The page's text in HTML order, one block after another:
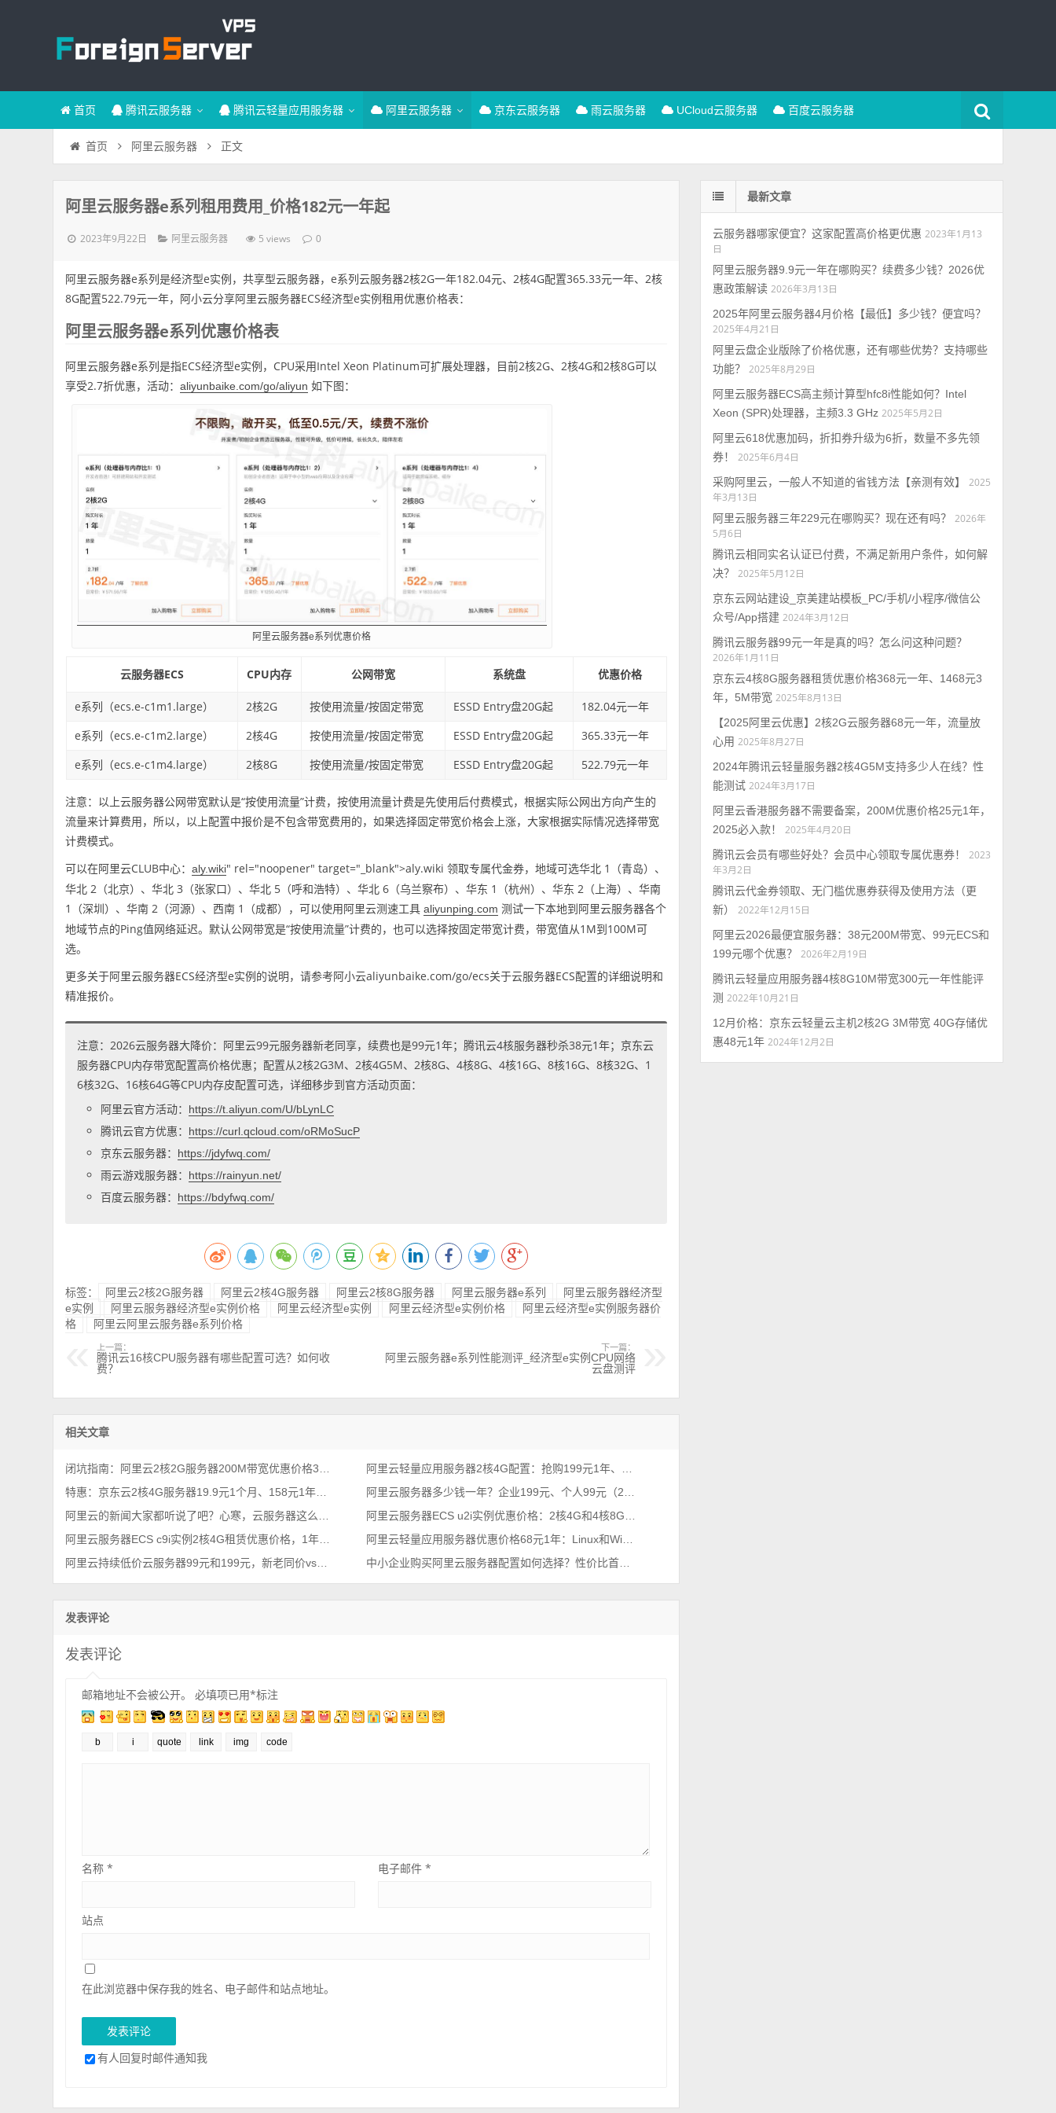
首页 腾讯云服务器 腾讯云轻量应用服务器 阿里云服务器 京东云服务器 雨云服务器 UCloud云服务器 百度云服务器
首页 阿里云服务器 正文
阿里云服务器e系列租用费用_价格182元一年起
2023年9月22日 阿里云服务器 5 views 0
阿里云服务器e系列是经济型e实例，共享型云服务器，e系列云服务器2核2G一年182.04元、2核4G配置365.33元一年、2核
8G配置522.79元一年，阿小云分享阿里云服务器ECS经济型e实例租用优惠价格表：
阿里云服务器e系列优惠价格表
阿里云服务器e系列是指ECS经济型e实例，CPU采用Intel Xeon Platinum可扩展处理器，目前2核2G、2核4G和2核8G可以
享受2.7折优惠，活动：aliyunbaike.com/go/aliyun 如下图：
阿里云服务器e系列优惠价格
云服务器ECS CPU内存 公网带宽 系统盘 优惠价格
e系列（ecs.e-c1m1.large） 2核2G 按使用流量/按固定带宽 ESSD Entry盘20G起
182.04元一年
e系列（ecs.e-c1m2.large）
2核4G 按使用流量/按固定带宽 ESSD Entry盘20G起
365.33元一年
e系列（ecs.e-c1m4.large）
2核8G 按使用流量/按固定带宽 ESSD Entry盘20G起 522.79元一年
注意：以上云服务器公网带宽默认是“按使用流量”计费，按使用流量计费是先使用后付费模式，根据实际公网出方向产生的
流量来计算费用，所以，以上配置中报价是不包含带宽费用的，如果选择固定带宽价格会上涨，大家根据实际情况选择带宽
计费模式。
可以在阿里云CLUB中心：aly.wiki" rel="noopener" target="_blank">aly.wiki 领取专属代金券，地域可选华北 1（青岛）、
华北 2（北京）、华北 3（张家口）、华北 5（呼和浩特）、华北 6（乌兰察布）、华东 1（杭州）、华东 2（上海）、华南
1（深圳）、华南 2（河源）、西南 1（成都），可以使用阿里云测速工具aliyunping.com 测试一下本地到阿里云服务器各个
地域节点的Ping值网络延迟。默认公网带宽是“按使用流量”计费的，也可以选择按固定带宽计费，带宽值从1M到100M可
选。
更多关于阿里云服务器ECS经济型e实例的说明，请参考阿小云aliyunbaike.com/go/ecs关于云服务器ECS配置的详细说明和
精准报价。
注意：2026云服务器大降价：阿里云99元服务器新老同享，续费也是99元1年；腾讯云4核服务器秒杀38元1年；京东云
服务器CPU内存带宽配置高价格优惠；配置从2核2G3M、2核4G5M、2核8G、4核8G、4核16G、8核16G、8核32G、1
6核32G、16核64G等CPU内存皮配置可选，详细移步到官方活动页面：
阿里云官方活动：
https://t.aliyun.com/U/bLynLC
腾讯云官方优惠： https://curl.qcloud.com/oRMoSucP
京东云服务器： https://jdyfwq.com/
雨云游戏服务器： https://rainyun.net/
百度云服务器： https://bdyfwq.com/
标签： 阿里云2核2G服务器 阿里云2核4G服务器 阿里云2核8G服务器 阿里云服务器e系列
阿里云服务器经济型
e实例
阿里云服务器经济型e实例价格 阿里云经济型e实例 阿里云经济型e实例价格
阿里云经济型e实例服务器价
格
阿里云阿里云服务器e系列价格
上一篇：
腾讯云16核CPU服务器有哪些配置可选？如何收
费？
下一篇：
阿里云服务器e系列性能测评_经济型e实例CPU网络
云盘测评
相关文章
闭坑指南：阿里云2核2G服务器200M带宽优惠价格38元1年（性能测评）
阿里云轻量应用服务器2核4G配置：抢购199元1年、优惠价格379元一年
特惠：京东云2核4G服务器19.9元1个月、158元1年、528元3年，5M带宽
阿里云服务器多少钱一年？企业199元、个人99元（2026年不买亏系列）
阿里云的新闻大家都听说了吧？心寒，云服务器这么便宜~
阿里云服务器ECS u2i实例优惠价格：2核4G和4核8G收费报价单
阿里云服务器ECS c9i实例2核4G租赁优惠价格，1年和一个月收费标准
阿里云轻量应用服务器优惠价格68元1年：Linux和Windows镜像系统
阿里云持续低价云服务器99元和199元，新老同价vs续费同价
中小企业购买阿里云服务器配置如何选择？性价比首选199元u1实例
发表评论
发表评论
邮箱地址不会被公开。 必填项已用*标注
名称* 电子邮件 *
站点
在此浏览器中保存我的姓名、电子邮件和站点地址。
有人回复时邮件通知我
最新文章
云服务器哪家便宜？这家配置高价格更优惠 2023年1月13
日
阿里云服务器9.9元一年在哪购买？续费多少钱？2026优
惠政策解读 2026年3月13日
2025年阿里云服务器4月价格【最低】多少钱？便宜吗？
2025年4月21日
阿里云盘企业版除了价格优惠，还有哪些优势？支持哪些
功能？
2025年8月29日
阿里云服务器ECS高主频计算型hfc8i性能如何？Intel
Xeon (SPR)处理器，主频3.3 GHz 2025年5月2日
阿里云618优惠加码，折扣券升级为6折，数量不多先领
券！
2025年6月4日
采购阿里云，一般人不知道的省钱方法【亲测有效】
2025
年3月13日
阿里云服务器三年229元在哪购买？现在还有吗？
2026年
5月6日
腾讯云相同实名认证已付费，不满足新用户条件，如何解
决？
2025年5月12日
京东云网站建设_京美建站模板_PC/手机/小程序/微信公
众号/App搭建 2024年3月12日
腾讯云服务器99元一年是真的吗？怎么问这种问题？
2026年1月11日
京东云4核8G服务器租赁优惠价格368元一年、1468元3
年，5M带宽 2025年8月13日
【2025阿里云优惠】2核2G云服务器68元一年，流量放
心用 2025年8月27日
2024年腾讯云轻量服务器2核4G5M支持多少人在线？性
能测试 2024年3月17日
阿里云香港服务器不需要备案，200M优惠价格25元1年，
2025必入款！
2025年4月20日
腾讯云会员有哪些好处？会员中心领取专属优惠券！
2023
年3月2日
腾讯云代金券领取、无门槛优惠券获得及使用方法（更
新）
2022年12月15日
阿里云2026最便宜服务器：38元200M带宽、99元ECS和
199元哪个优惠？
2026年2月19日
腾讯云轻量应用服务器4核8G10M带宽300元一年性能评
测 2022年10月21日
12月价格：京东云轻量云主机2核2G 3M带宽 40G存储优
惠48元1年 2024年12月2日